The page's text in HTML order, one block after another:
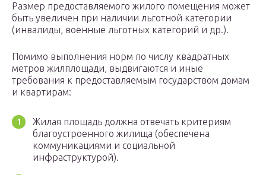
Размер предоставляемого жилого помещения может
быть увеличен при наличии льготной категории
(инвалиды, военные льготных категорий и др.).
Помимо выполнения норм по числу квадратных
метров жилплощади, выдвигаются и иные
требования к предоставляемым государством домам
и квартирам:
Жилая площадь должна отвечать критериям
благоустроенного жилища (обеспечена
коммуникациями и социальной
инфраструктурой).